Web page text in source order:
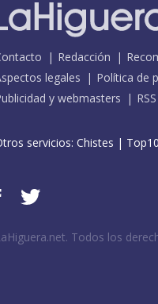
Redacción
legales
Política de
y webmasters
RSS
servicios: Chistes |
Todos los